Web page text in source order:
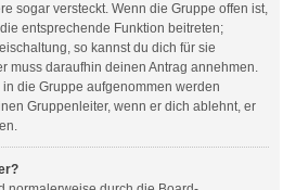
sogar versteckt. Wenn die Gruppe offen ist,
entsprechende Funktion beitreten;
so kannst du dich für sie
muss daraufhin deinen Antrag annehmen.
die Gruppe aufgenommen werden
Gruppenleiter, wenn er dich ablehnt, er